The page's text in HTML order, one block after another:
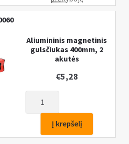
Aliumininis magnetinis
gulsčiukas 400mm, 2
akutės
€5,28
Aliumininis
magnetinis
Į krepšelį